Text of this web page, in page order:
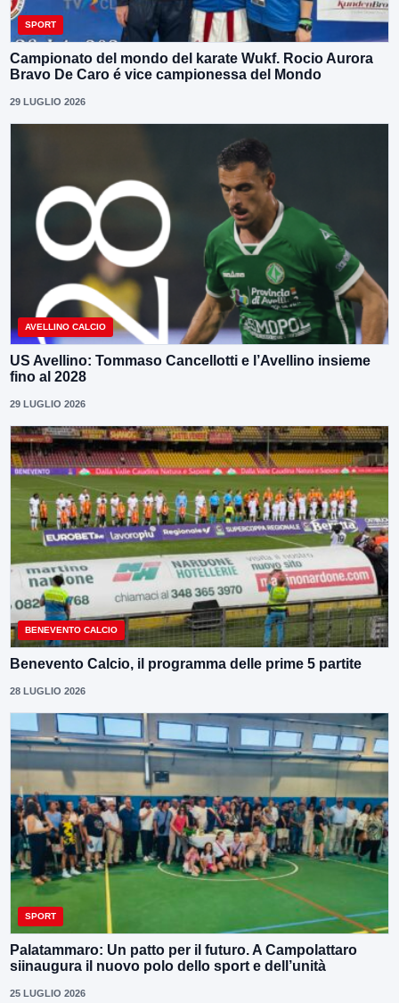
SPORT
Campionato del mondo del karate Wukf. Rocio Aurora
Bravo De Caro é vice campionessa del Mondo
29 LUGLIO 2026
AVELLINO CALCIO
US Avellino: Tommaso Cancellotti e l’Avellino insieme
fino al 2028
29 LUGLIO 2026
BENEVENTO CALCIO
Benevento Calcio, il programma delle prime 5 partite
28 LUGLIO 2026
SPORT
Palatammaro: Un patto per il futuro. A Campolattaro
siinaugura il nuovo polo dello sport e dell’unità
25 LUGLIO 2026